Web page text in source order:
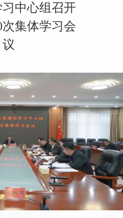
中心组召开
次集体学习会
议